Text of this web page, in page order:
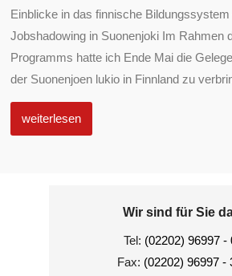
Einblicke in das finnische
Jobshadowing in Suonenjoki Im Rahmen
Programms hatte ich Ende Mai die
der Suonenjoen lukio in Finnland zu
weiterlesen
Wir sind für Sie
Tel: (02202) 96997 -
Fax: (02202) 96997 -